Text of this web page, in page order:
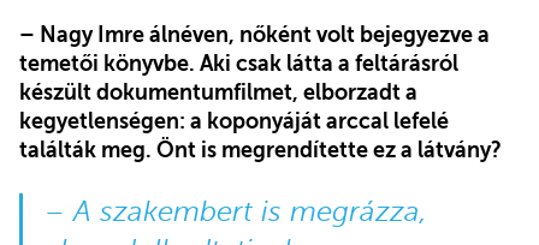
– Nagy Imre álnéven, nőként volt bejegyezve a
temetői könyvbe. Aki csak látta a feltárásról
készült dokumentumfilmet, elborzadt a
kegyetlenségen: a koponyáját arccal lefelé
találták meg. Önt is megrendítette ez a látvány?
– A szakembert is megrázza,